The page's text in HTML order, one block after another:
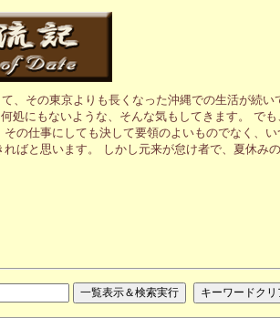
その東京よりも長くなった沖縄での生活が続
にもないような、そんな気もしてきます。 で
の仕事にしても決して要領のよいものでなく、
ばと思います。 しかし元来が怠け者で、夏休み